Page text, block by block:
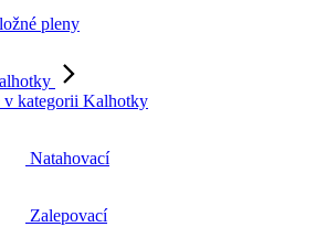
pleny
v kategorii Kalhotky
Natahovací
Zalepovací